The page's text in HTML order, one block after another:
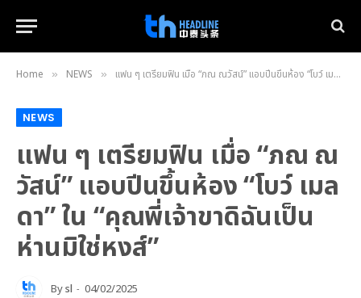
Home » NEWS » แฟน ๆ เตรียมฟิน เมื่อ “ภณ ณวัสน์” แอบปีนขึ้นห้อง “โบว์ เมลดา” ใน “คุณพี่เจ้าขาดิฉันเป็นห่านมิใช่หงส์”
NEWS
แฟน ๆ เตรียมฟิน เมื่อ “ภณ ณ
วัสน์” แอบปีนขึ้นห้อง “โบว์ เมล
ดา” ใน “คุณพี่เจ้าขาดิฉันเป็น
ห่านมิใช่หงส์”
Bysl 04/02/2025